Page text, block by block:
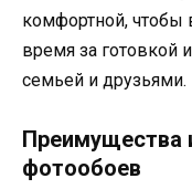
комфортной, чтобы
время за готовкой
семьей и друзьями.
Преимущества
фотообоев